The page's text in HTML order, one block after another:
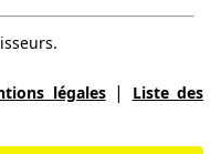
légales|
Liste des